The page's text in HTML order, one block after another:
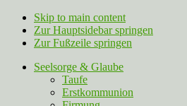
Skip to main content
Zur Hauptsidebar springen
Zur Fußzeile springen
Seelsorge & Glaube
Taufe
Erstkommunion